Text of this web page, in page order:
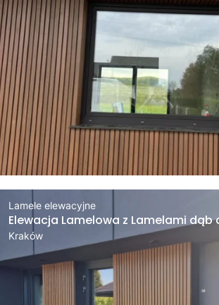
Lamele elewacyjne
Elewacja Lamelowa z Lamelami dąb
Kraków